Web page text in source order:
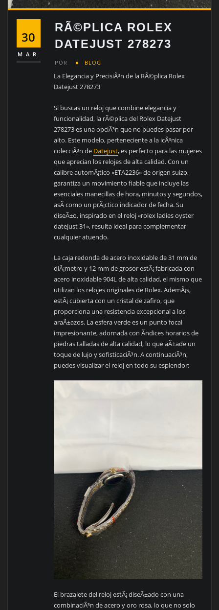
30
MAR
RÃ©PLICA ROLEX
DATEJUST 278273
POR BLOG
La Elegancia y PrecisiÃ³n de la RÃ©plica Rolex
Datejust 278273
Si buscas un reloj que combine elegancia y
funcionalidad, la rÃ©plica del Rolex Datejust
278273 es una opciÃ³n que no puedes pasar por
alto. Este modelo, perteneciente a la icÃ³nica
colecciÃ³n de Datejust, es perfecto para las mujeres
que aprecian los relojes de alta calidad. Con un
calibre automÃ¡tico «ETA2236» de origen suizo,
garantiza un movimiento fiable que incluye las
esenciales manecillas de hora, minutos y segundos,
asÃ­ como un prÃ¡ctico indicador de fecha. Su
diseÃ±o, inspirado en el reloj «rolex ladies oyster
datejust 31», resulta ideal para complementar
cualquier atuendo.
La caja redonda de acero inoxidable de 31 mm de
diÃ¡metro y 12 mm de grosor estÃ¡ fabricada con
acero inoxidable 904L de alta calidad, el mismo que
utilizan los relojes originales de Rolex. AdemÃ¡s,
estÃ¡ cubierta con un cristal de zafiro, que
proporciona una resistencia excepcional a los
araÃ±azos. La esfera verde es un punto focal
impresionante, adornada con Ã­ndices horarios de
piedras talladas de alta calidad, lo que aÃ±ade un
toque de lujo y sofisticaciÃ³n. A continuaciÃ³n,
puedes visualizar el reloj en todo su esplendor:
El brazalete del reloj estÃ¡ diseÃ±ado con una
combinaciÃ³n de acero y oro rosa, lo que no solo